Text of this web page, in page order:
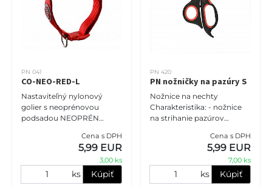
PN 041
CO-NEO-RED-L
Nastaviteľný nylonový
golier s neoprénovou
podsadou NEOPRÉN
2,0cm (28cm-45cm),
zaručujú, že vášmu miláči
Cena s DPH
5,99 EUR
3,00 ks
ks Kúpiť
PN 420
PN nožničky na pazúry S
Nožnice na nechty
Charakteristika: - nožnice
na strihanie pazúrov
alebo iných malých
domácich miláčikov - čepeľ
Cena s DPH
5,99 EUR
7,00 ks
ks Kúpiť